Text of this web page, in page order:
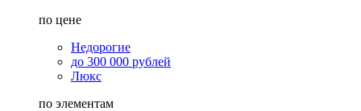
по цене
Недорогие
до 300 000 рублей
Люкс
по элементам